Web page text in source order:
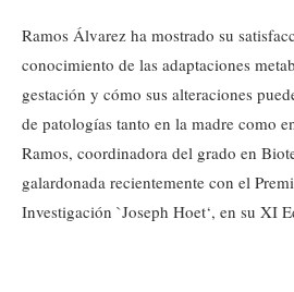
Ramos Álvarez ha mostrado su
conocimiento de las adaptaciones
gestación y cómo sus alteraciones
de patologías tanto en la madre como
Ramos, coordinadora del grado en
galardonada recientemente con el
Investigación `Joseph Hoet‘, en su XI